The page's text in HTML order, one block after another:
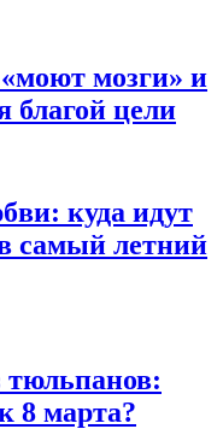
мозги» и
благой цели
куда идут
самый летний
тюльпанов:
8 марта?